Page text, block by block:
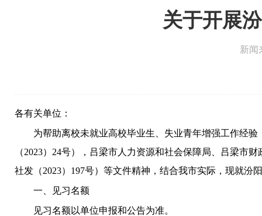
关于开展
新闻
各有关单位：
为帮助离校未就业高校毕业生、失业青年增强工作经
（2023）24号），吕梁市人力资源和社会保障局、吕梁市
社发（2023）197号）等文件精神，结合我市实际，现就汾
一、见习名额
见习名额以单位申报和公告为准。